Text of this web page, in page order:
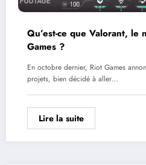
Qu’est-ce que Valorant, le
Games ?
En octobre dernier, Riot Games
projets, bien décidé à aller…
Lire la suite